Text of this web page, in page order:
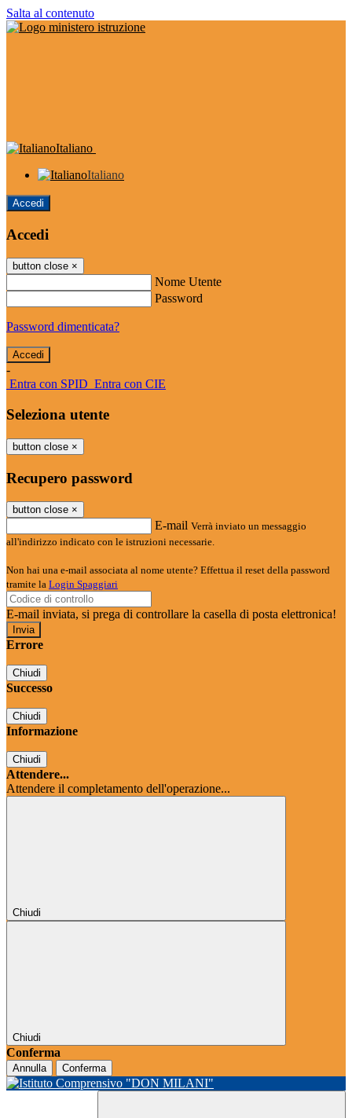
Salta al contenuto
Italiano
Italiano
Accedi
Accedi
button close ×
Nome Utente
Password
Password dimenticata?
-
Entra con SPID Entra con CIE
Seleziona utente
button close ×
Recupero password
button close ×
E-mail Verrà inviato un messaggio
all'indirizzo indicato con le istruzioni necessarie.
Non hai una e-mail associata al nome utente? Effettua il reset della password
tramite la Login Spaggiari
E-mail inviata, si prega di controllare la casella di posta elettronica!
Errore
Chiudi
Successo
Chiudi
Informazione
Chiudi
Attendere...
Attendere il completamento dell'operazione...
Chiudi
Chiudi
Conferma
Annulla Conferma